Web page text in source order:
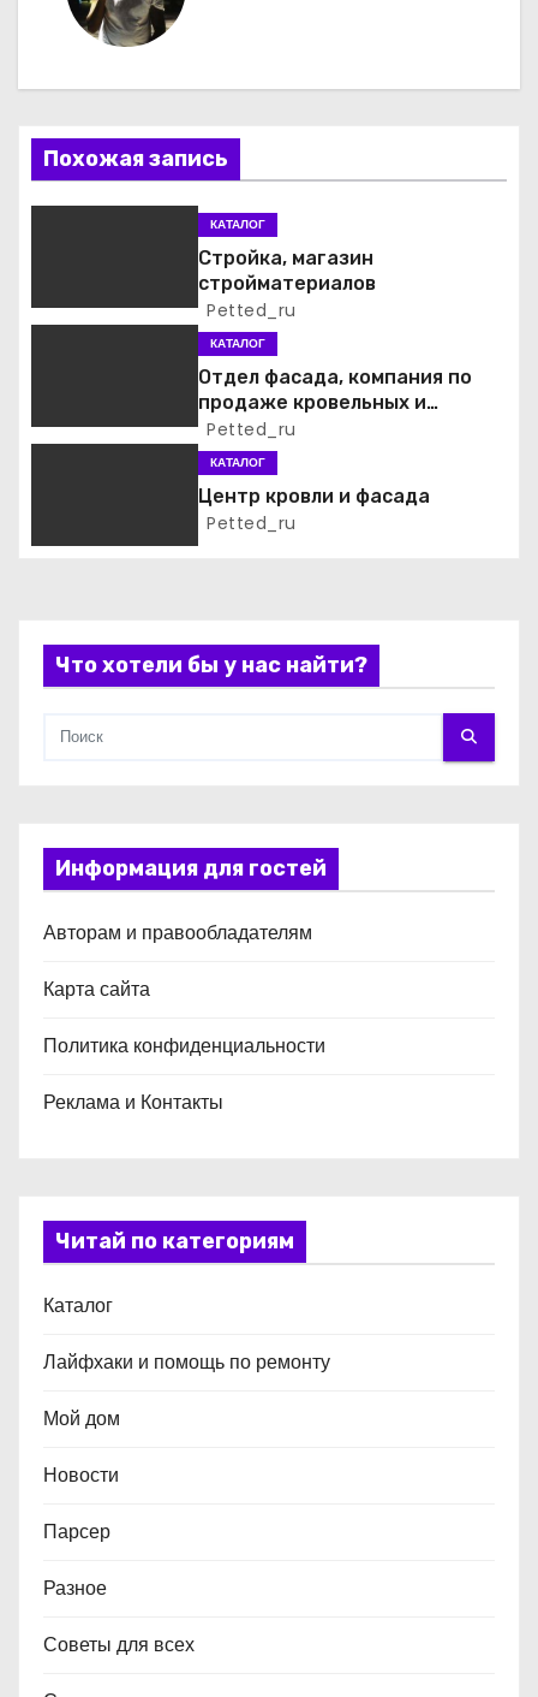
ц
и
я
о
п
с
м
Похожая запись
КАТАЛОГ
Стройка, магазин
стройматериалов
Petted_ru
КАТАЛОГ
Отдел фасада, компания по
продаже кровельных и
фасадных материалов
Petted_ru
КАТАЛОГ
Центр кровли и фасада
Petted_ru
Что хотели бы у нас найти?
Информация для гостей
Авторам и правообладателям
Карта сайта
Политика конфиденциальности
Реклама и Контакты
Читай по категориям
Каталог
Лайфхаки и помощь по ремонту
Мой дом
Новости
Парсер
Разное
Советы для всех